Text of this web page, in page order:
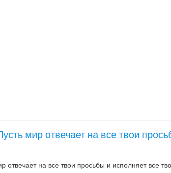
мир отвечает на все твои
отвечает на все твои просьбы и исполняет все